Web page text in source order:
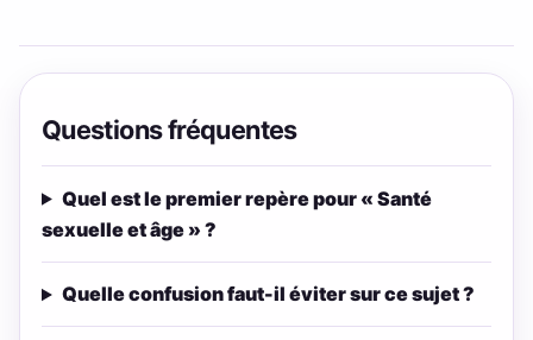
Questions fréquentes
Quel est le premier repère pour « Santé
sexuelle et âge » ?
Quelle confusion faut-il éviter sur ce sujet ?